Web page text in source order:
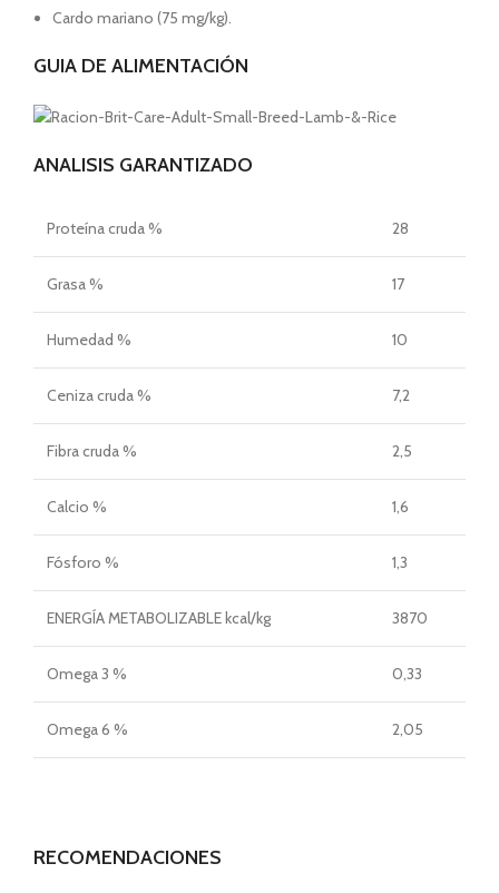
Cardo mariano (75 mg/kg).
GUIA DE ALIMENTACIÓN
ANALISIS GARANTIZADO
Proteína cruda % 28
Grasa % 17
Humedad % 10
Ceniza cruda % 7,2
Fibra cruda % 2,5
Calcio % 1,6
Fósforo % 1,3
ENERGÍA METABOLIZABLE kcal/kg 3870
Omega 3 % 0,33
Omega 6 % 2,05
RECOMENDACIONES